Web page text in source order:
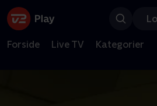
Forside Live TV Kategorier